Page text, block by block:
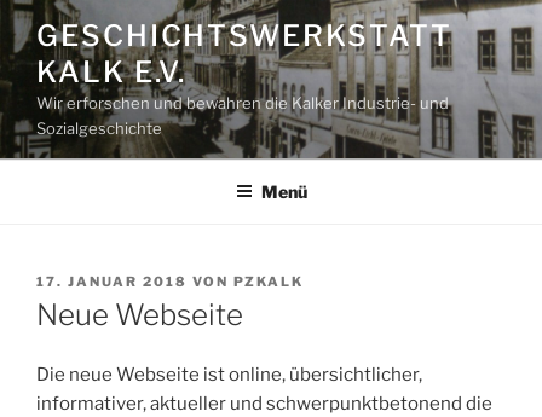
Zum
Inhalt
springen
GESCHICHTSWERKSTATT
KALK E.V.
Wir erforschen und bewahren die Kalker Industrie- und
Sozialgeschichte
Menü
VERÖFFENTLICHT
AM
17. JANUAR 2018 VON PZKALK
Neue Webseite
Die neue Webseite ist online, übersichtlicher,
informativer, aktueller und schwerpunktbetonend die